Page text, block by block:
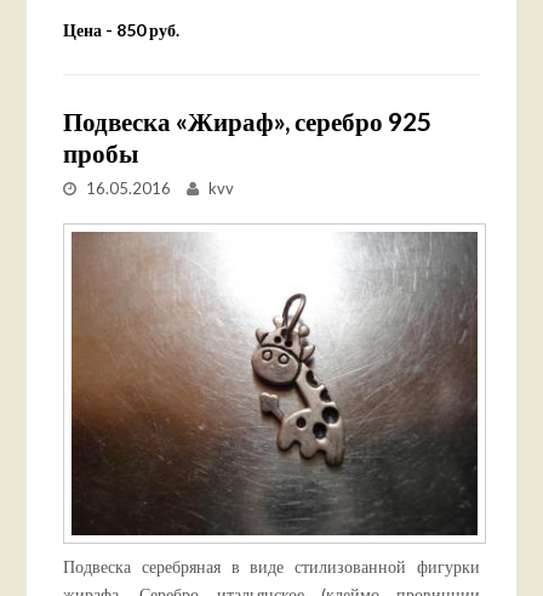
Цена - 850 руб.
Подвеска «Жираф», серебро 925
пробы
16.05.2016 kvv
Подвеска серебряная в виде стилизованной фигурки